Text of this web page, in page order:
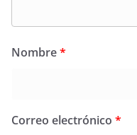
Nombre*
Correo electrónico *